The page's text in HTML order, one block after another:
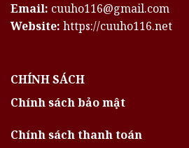
Email: cuuho116@gmail.com
Website: https://cuuho116.net
CHÍNH SÁCH
Chính sách bảo mật
Chính sách thanh toán